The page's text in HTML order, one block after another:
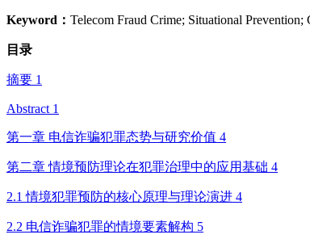
Keyword： Telecom Fraud Crime; Situational
目录
摘要 1
Abstract 1
第一章 电信诈骗犯罪态势与研究价值 4
第二章 情境预防理论在犯罪治理中的应用基础 4
2.1 情境犯罪预防的核心原理与理论演进 4
2.2 电信诈骗犯罪的情境要素解构 5